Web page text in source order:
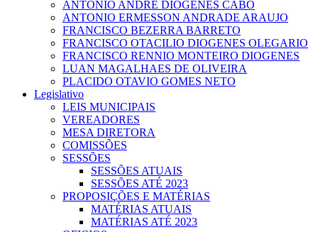
ANTONIO ANDRE DIOGENES CABO
ANTONIO ERMESSON ANDRADE ARAUJO
FRANCISCO BEZERRA BARRETO
FRANCISCO OTACILIO DIOGENES OLEGARIO
FRANCISCO RENNIO MONTEIRO DIOGENES
LUAN MAGALHAES DE OLIVEIRA
PLACIDO OTAVIO GOMES NETO
Legislativo
LEIS MUNICIPAIS
VEREADORES
MESA DIRETORA
COMISSÕES
SESSÕES
SESSÕES ATUAIS
SESSÕES ATÉ 2023
PROPOSIÇÕES E MATÉRIAS
MATÉRIAS ATUAIS
MATÉRIAS ATÉ 2023